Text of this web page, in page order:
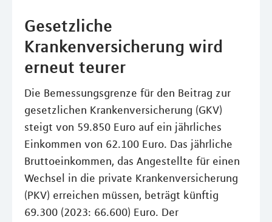
Gesetzliche
Krankenversicherung wird
erneut teurer
Die Bemessungsgrenze für den Beitrag zur
gesetzlichen Krankenversicherung (GKV)
steigt von 59.850 Euro auf ein jährliches
Einkommen von 62.100 Euro. Das jährliche
Bruttoeinkommen, das Angestellte für einen
Wechsel in die private Krankenversicherung
(PKV) erreichen müssen, beträgt künftig
69.300 (2023: 66.600) Euro. Der